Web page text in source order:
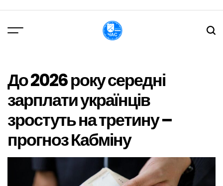
вмісту
До 2026 року середні
зарплати українців
зростуть на третину –
прогноз Кабміну